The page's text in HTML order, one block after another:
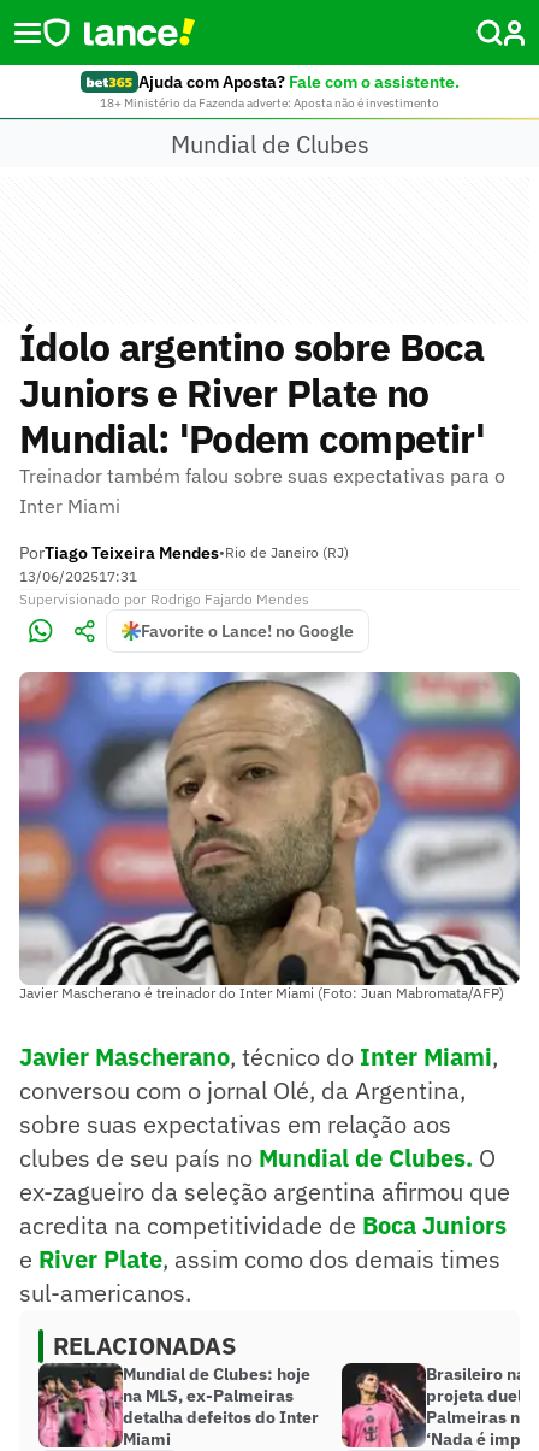
Ajuda com Aposta? Fale com o assistente.
18+ Ministério da Fazenda adverte: Aposta não é investimento
Mundial de Clubes
Ídolo argentino sobre Boca
Juniors e River Plate no
Mundial: 'Podem competir'
Treinador também falou sobre suas expectativas para o
Inter Miami
PorTiago Teixeira Mendes•Rio de Janeiro (RJ)
13/06/202517:31
Supervisionado por Rodrigo Fajardo Mendes
Favorite o Lance! no Google
Javier Mascherano é treinador do Inter Miami (Foto: Juan Mabromata/AFP)
Javier Mascherano, técnico do Inter Miami,
conversou com o jornal Olé, da Argentina,
sobre suas expectativas em relação aos
clubes de seu país no Mundial de Clubes. O
ex-zagueiro da seleção argentina afirmou que
acredita na competitividade de Boca Juniors
e River Plate, assim como dos demais times
sul-americanos.
RELACIONADAS
Mundial de Clubes: hoje
na MLS, ex-Palmeiras
detalha defeitos do Inter
Miami
Brasileiro na
projeta duelo
Palmeiras no
‘Nada é